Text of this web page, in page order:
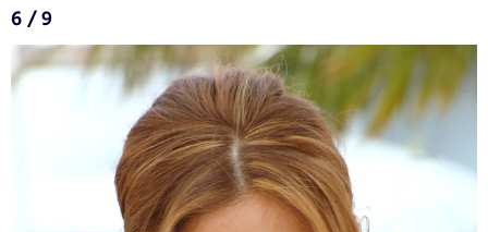
6 / 9